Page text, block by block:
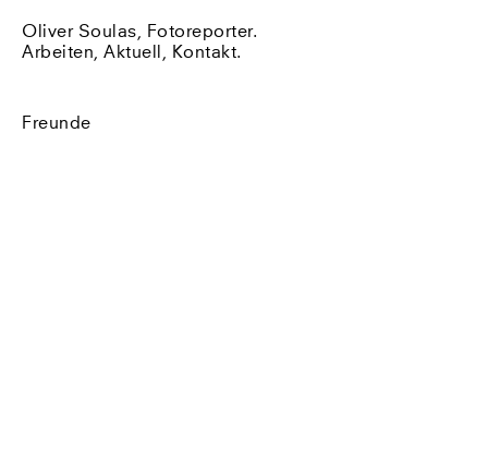
Oliver Soulas, Fotoreporter.
Arbeiten
Aktuell Kontakt.
Freunde